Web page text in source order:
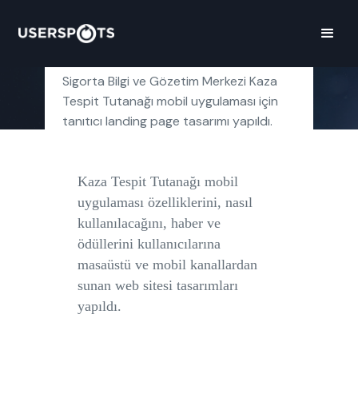
Sigorta Bilgi ve Gözetim Merkezi Kaza
Tespit Tutanağı mobil uygulaması için
tanıtıcı landing page tasarımı yapıldı.
Kaza Tespit Tutanağı mobil
uygulaması özelliklerini, nasıl
kullanılacağını, haber ve
ödüllerini kullanıcılarına
masaüstü ve mobil kanallardan
sunan web sitesi tasarımları
yapıldı.